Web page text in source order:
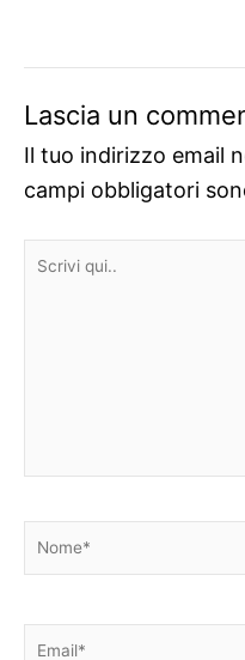
Lascia un
Il tuo indirizzo email
campi obbligatori
Scrivi
Nome*
Email*